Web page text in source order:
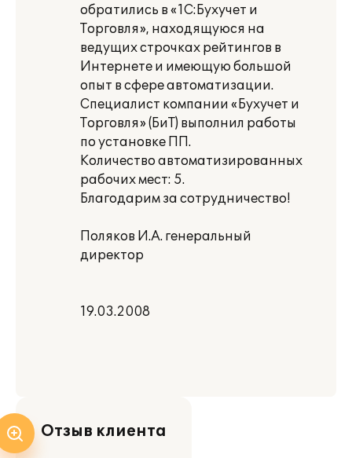
обратились в «1С:Бухучет и
Торговля», находящуюся на
ведущих строчках рейтингов в
Интернете и имеющую большой
опыт в сфере автоматизации.
Специалист компании «Бухучет и
Торговля» (БиТ) выполнил работы
по установке ПП.
Количество автоматизированных
рабочих мест: 5.
Благодарим за сотрудничество!
Поляков И.А. генеральный
директор
19.03.2008
Отзыв клиента